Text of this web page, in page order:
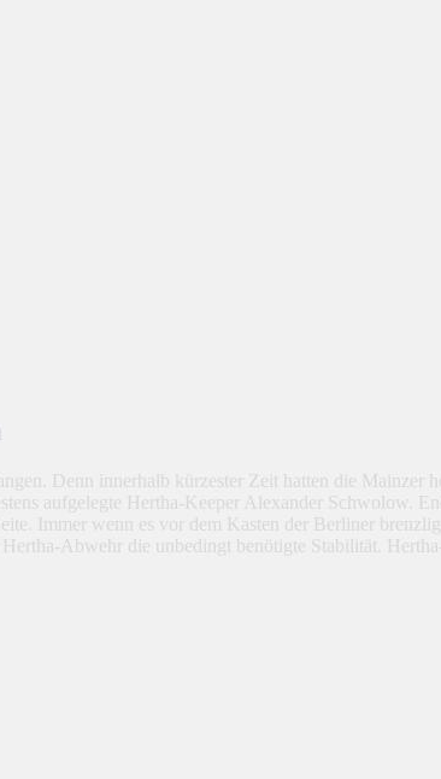
Denn innerhalb kürzester Zeit hatten die Mainzer
aufgelegte Hertha-Keeper Alexander Schwolow.
Immer wenn es vor dem Kasten der Berliner
Abwehr die unbedingt benötigte Stabilität.